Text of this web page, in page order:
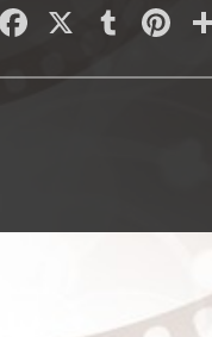
WhatsApp
Facebook
X